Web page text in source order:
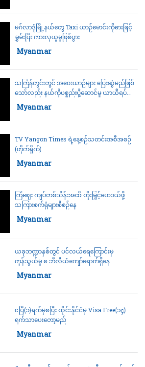
မဂ်လာဒုံမြို့နယ်တွေ Taxi ယာဉ်မောင်းကိုဓားဖြင့်
မွှမ်းပြီး ကားလုယူမှုဖြစ်ပွား
Category:
Myanmar
သင်္ကြန်တွင်းတွင် အဝေးယာဉ်များ ပြေးဆွဲမည်ဖြစ်
သော်လည်း နယ်ကိုပစ္စည်းပို့ဆောင်မှု ယာယီရပ်နား
ထားမည်ဟုဆို
Category:
Myanmar
TV Yangon Times ရဲ့နေ့စဉ်သတင်းအစီအစဉ်
(တိုက်ရိုက်)
Category:
Myanmar
ကြံဈေး ကျပ်တစ်သိန်းအထိ တိုးမြှင့်ပေးဝယ်ဖို့
သကြားစက်ရုံများစီစဉ်နေ
Category:
Myanmar
ယခုဘဏ္ဍာနှစ်တွင် ပင်လယ်ရေကြောင်းမှ
ကုန်သွယ်မှု ၈ ဘီလီယံကျော်ရောက်ရှိနေ
Category:
Myanmar
ဧပြီ(၁)ရက်မှစပြီး ထိုင်းနိုင်ငံမှ Visa Free(၁၄)
ရက်သာပေးတော့မည်
Category:
Myanmar